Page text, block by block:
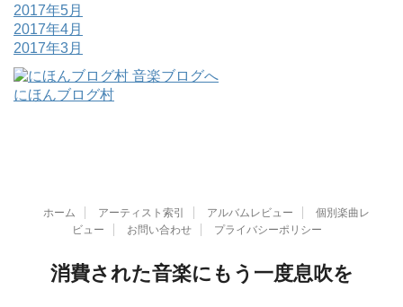
2017年5月
2017年4月
2017年3月
にほんブログ村
ホーム アーティスト索引 アルバムレビュー
個別楽曲レ
ビュー
お問い合わせ プライバシーポリシー
消費された音楽にもう一度息吹を